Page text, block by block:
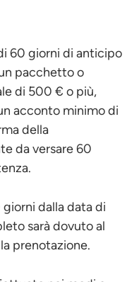
60 giorni di anticipo
pacchetto o
di 500 € o più,
acconto minimo di
della
da versare 60
dalla data di
sarà dovuto al
prenotazione.